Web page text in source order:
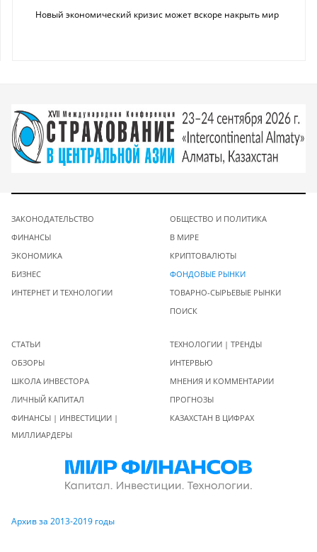
Новый экономический кризис может вскоре накрыть мир
ЗАКОНОДАТЕЛЬСТВО
ФИНАНСЫ
ЭКОНОМИКА
БИЗНЕС
ИНТЕРНЕТ И ТЕХНОЛОГИИ
ОБЩЕСТВО И ПОЛИТИКА
В МИРЕ
КРИПТОВАЛЮТЫ
ФОНДОВЫЕ РЫНКИ
ТОВАРНО-СЫРЬЕВЫЕ РЫНКИ
ПОИСК
СТАТЬИ
ОБЗОРЫ
ШКОЛА ИНВЕСТОРА
ЛИЧНЫЙ КАПИТАЛ
ФИНАНСЫ | ИНВЕСТИЦИИ |
МИЛЛИАРДЕРЫ
ТЕХНОЛОГИИ | ТРЕНДЫ
ИНТЕРВЬЮ
МНЕНИЯ И КОММЕНТАРИИ
ПРОГНОЗЫ
КАЗАХСТАН В ЦИФРАХ
Архив за 2013-2019 годы